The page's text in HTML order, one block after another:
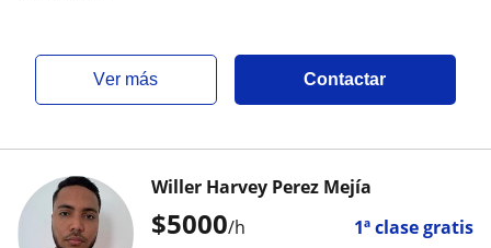
ver más Contactar
$5000/h 1ª clase gratis
Willer Harvey Perez Mejía